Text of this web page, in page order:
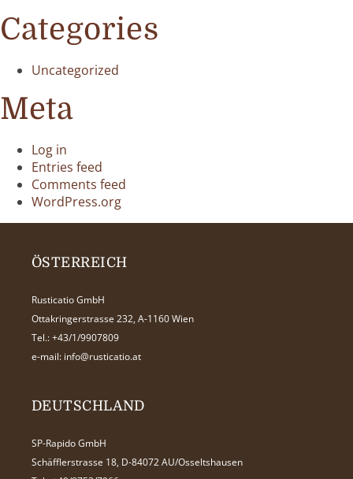
Categories
Uncategorized
Meta
Log in
Entries feed
Comments feed
WordPress.org
ÖSTERREICH
Rusticatio GmbH
Ottakringerstrasse 232, A-1160 Wien
Tel.: +43/1/9907809
e-mail: info@rusticatio.at
DEUTSCHLAND
SP-Rapido GmbH
Schäfflerstrasse 18, D-84072 AU/Osseltshausen